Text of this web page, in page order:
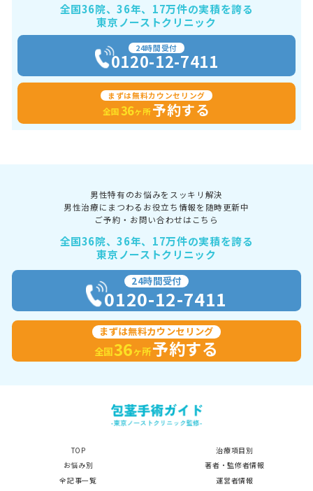
全国36院、36年、17万件の実積を誇る
東京ノーストクリニック
24時間受付
0120-12-7411
まずは無料カウンセリング
全国 36ヶ所 予約する
男性特有のお悩みをスッキリ解決
男性治療にまつわるお役立ち情報を随時更新中
ご予約・お問い合わせはこちら
全国36院、36年、17万件の実積を誇る
東京ノーストクリニック
24時間受付
0120-12-7411
まずは無料カウンセリング
全国36ヶ所予約する
TOP
治療項目別
お悩み別
著者・監修者情報
全記事一覧
運営者情報